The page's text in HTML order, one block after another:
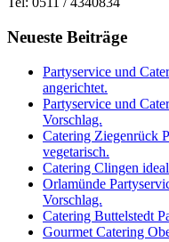
Neueste Beiträge
Partyservice und
angerichtet.
Partyservice und
Vorschlag.
Catering Ziegenrück
vegetarisch.
Catering Clingen
Orlamünde
Vorschlag.
Catering Buttelstedt
Gourmet Catering